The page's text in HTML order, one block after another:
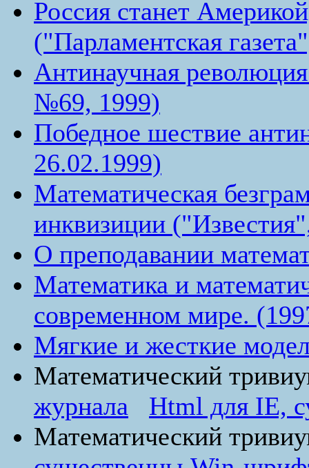
Россия станет
("Парламентская
Антинаучная
№69, 1999)
Победное шествие
26.02.1999)
Математическая
инквизиции
О преподавании
Математика и
современном мире.
Мягкие и жесткие
Математический
журнала
Html для IE,
Математический